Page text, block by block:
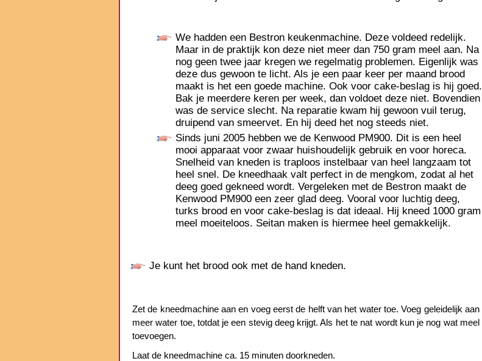
We hadden een Bestron keukenmachine. Deze voldeed redelijk.
Maar in de praktijk kon deze niet meer dan 750 gram meel aan. Na
nog geen twee jaar kregen we regelmatig problemen. Eigenlijk was
deze dus gewoon te licht. Als je een paar keer per maand brood
maakt is het een goede machine. Ook voor cake-beslag is hij goed.
Bak je meerdere keren per week, dan voldoet deze niet. Bovendien
was de service slecht. Na reparatie kwam hij gewoon vuil terug,
druipend van smeervet. En hij deed het nog steeds niet.
Sinds juni 2005 hebben we de Kenwood PM900. Dit is een heel
mooi apparaat voor zwaar huishoudelijk gebruik en voor horeca.
Snelheid van kneden is traploos instelbaar van heel langzaam tot
heel snel. De kneedhaak valt perfect in de mengkom, zodat al het
deeg goed gekneed wordt. Vergeleken met de Bestron maakt de
Kenwood PM900 een zeer glad deeg. Vooral voor luchtig deeg,
turks brood en voor cake-beslag is dat ideaal. Hij kneed 1000 gram
meel moeiteloos. Seitan maken is hiermee heel gemakkelijk.
Je kunt het brood ook met de hand kneden.
Zet de kneedmachine aan en voeg eerst de helft van het water toe. Voeg geleidelijk aan
meer water toe, totdat je een stevig deeg krijgt. Als het te nat wordt kun je nog wat meel
toevoegen.
Laat de kneedmachine ca. 15 minuten doorkneden.